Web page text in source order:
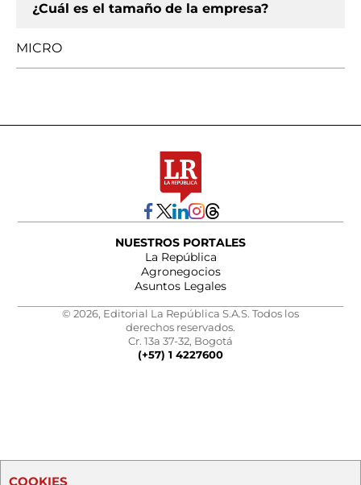
¿Cuál es el tamaño de la empresa?
MICRO
NUESTROS PORTALES
La República
Agronegocios
Asuntos Legales
© 2026, Editorial La República S.A.S. Todos los
derechos reservados.
Cr. 13a 37-32, Bogotá
(+57) 1 4227600
COOKIES